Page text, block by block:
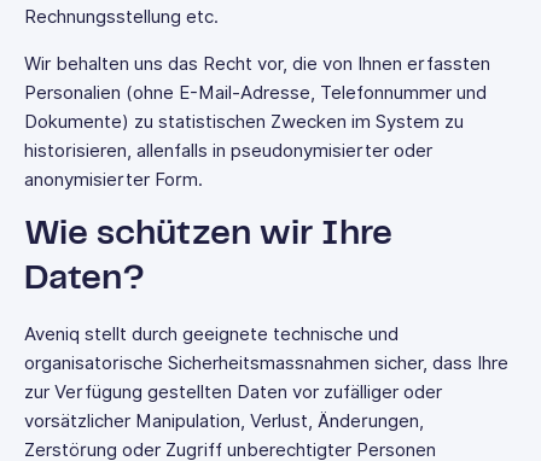
Rechnungsstellung etc.
Wir behalten uns das Recht vor, die von Ihnen erfassten
Personalien (ohne E-Mail-Adresse, Telefonnummer und
Dokumente) zu statistischen Zwecken im System zu
historisieren, allenfalls in pseudonymisierter oder
anonymisierter Form.
Wie schützen wir Ihre
Daten?
Aveniq stellt durch geeignete technische und
organisatorische Sicherheitsmassnahmen sicher, dass Ihre
zur Verfügung gestellten Daten vor zufälliger oder
vorsätzlicher Manipulation, Verlust, Änderungen,
Zerstörung oder Zugriff unberechtigter Personen